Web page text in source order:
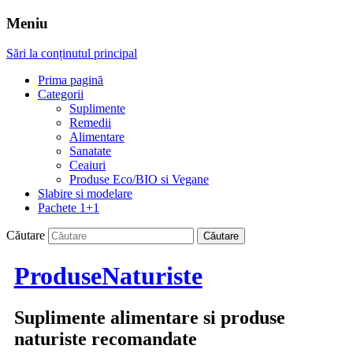
Meniu
Sări la conținutul principal
Prima pagină
Categorii
Suplimente
Remedii
Alimentare
Sanatate
Ceaiuri
Produse Eco/BIO si Vegane
Slabire si modelare
Pachete 1+1
Căutare
ProduseNaturiste
Suplimente alimentare si produse
naturiste recomandate